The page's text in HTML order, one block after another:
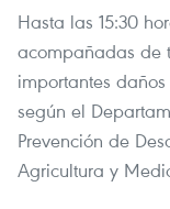
Hasta las 15:30
acompañadas de
importantes
según el
Prevención de
Agricultura y